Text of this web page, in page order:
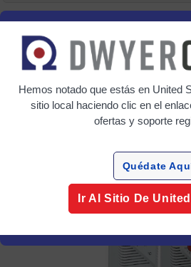
Inicio Temperatura
Interruptores y
Hemos notado que estás en United
sitio local haciendo clic en el
ofertas y soporte
Quédate
Ir Al Sitio De